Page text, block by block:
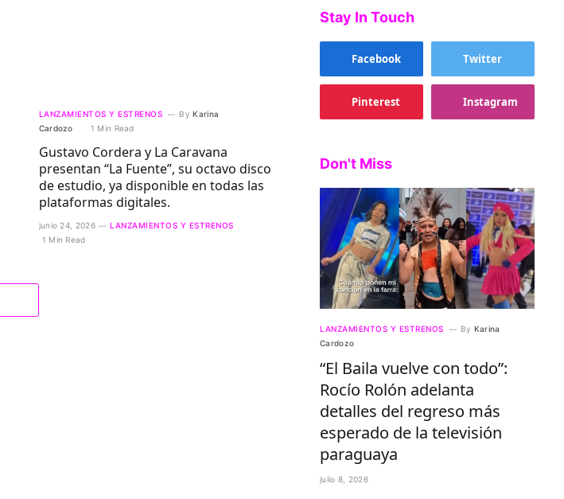
LANZAMIENTOS Y ESTRENOS By Karina
Cardozo
1 Min Read
Gustavo Cordera y La Caravana
presentan “La Fuente”, su octavo disco
de estudio, ya disponible en todas las
plataformas digitales.
junio 24, 2026
LANZAMIENTOS Y ESTRENOS
1 Min Read
Stay In Touch
Facebook Twitter
Pinterest Instagram
Don't Miss
LANZAMIENTOS Y ESTRENOS By Karina
Cardozo
“El Baila vuelve con todo”:
Rocío Rolón adelanta
detalles del regreso más
esperado de la televisión
paraguaya
julio 8, 2026